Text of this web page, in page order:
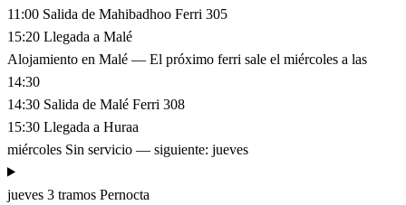
11:00 Salida de Mahibadhoo Ferri 305
15:20 Llegada a Malé
Alojamiento en Malé — El próximo ferri sale el miércoles a las
14:30
14:30 Salida de Malé Ferri 308
15:30 Llegada a Huraa
miércoles Sin servicio — siguiente: jueves
jueves 3 tramos Pernocta